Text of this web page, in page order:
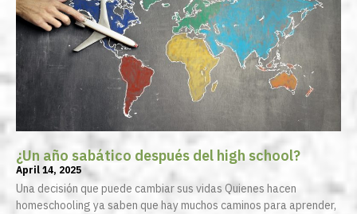
¿Un año sabático después del high school?
April 14, 2025
Una decisión que puede cambiar sus vidas Quienes hacen
homeschooling ya saben que hay muchos caminos para aprender,